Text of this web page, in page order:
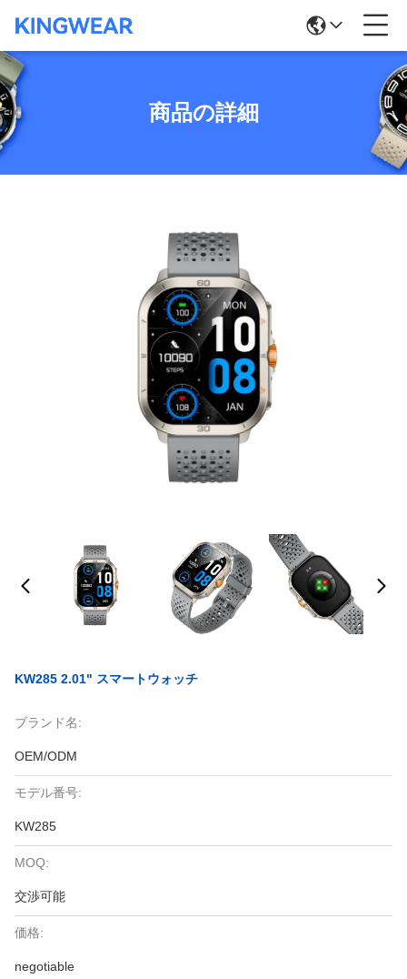
商品の詳細
KW285 2.01" スマートウォッチ
ブランド名:
OEM/ODM
モデル番号:
KW285
MOQ:
交渉可能
価格:
negotiable